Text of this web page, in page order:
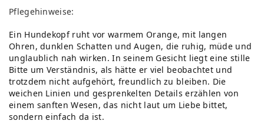
lis
te
Pflegehinweise:
Ein Hundekopf ruht vor warmem Orange, mit langen
Ohren, dunklen Schatten und Augen, die ruhig, müde und
unglaublich nah wirken. In seinem Gesicht liegt eine stille
Bitte um Verständnis, als hätte er viel beobachtet und
trotzdem nicht aufgehört, freundlich zu bleiben. Die
weichen Linien und gesprenkelten Details erzählen von
einem sanften Wesen, das nicht laut um Liebe bittet,
sondern einfach da ist.